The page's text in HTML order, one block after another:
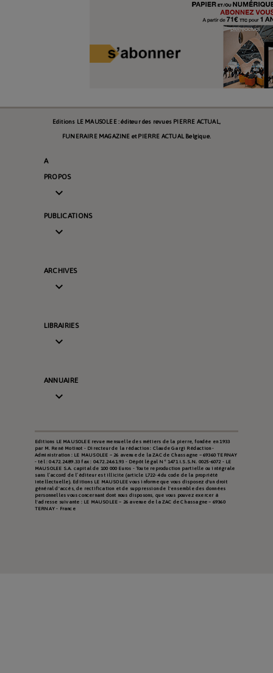
Editions LE MAUSOLEE : éditeur des revues PIERRE ACTUAL,
FUNERAIRE MAGAZINE et PIERRE ACTUAL Belgique.
A
PROPOS

PUBLICATIONS

ARCHIVES

LIBRAIRIES

ANNUAIRE

Editions LE MAUSOLEE revue mensuelle des métiers de la pierre, fondée en 1933
par M. René Motinot - Directeur de la rédaction : Claude Gargi Rédaction -
Administration : LE MAUSOLEE – 26 avenue de la ZAC de Chassagne – 69360 TERNAY
- tél : 04.72.24.89.33 fax : 04.72.24.61.93 - Dépôt légal N° 1471 I.S.S.N. 0025-6072 - LE
MAUSOLEE S.A. capital de 100 000 Euros - Toute reproduction partielle ou intégrale
sans l’accord de l’éditeur est illicite (article L722-4 du code de la propriété
intellectuelle). Editions LE MAUSOLEE vous informe que vous disposez d'un droit
général d'accès, de rectification et de suppression de l'ensemble des données
personnelles vous concernant dont nous disposons, que vous pouvez exercer à
l'adresse suivante : LE MAUSOLEE – 26 avenue de la ZAC de Chassagne – 69360
TERNAY - France